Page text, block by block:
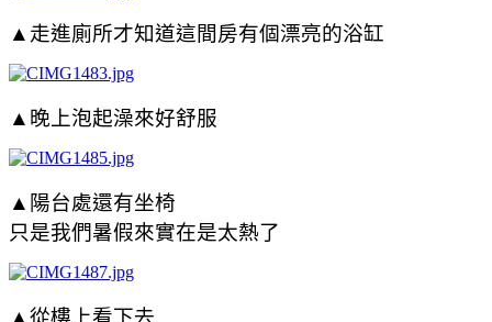
▲走進廁所才知道這間房有個漂亮的浴缸
▲晚上泡起澡來好舒服
▲陽台處還有坐椅
只是我們暑假來實在是太熱了
▲從樓上看下去